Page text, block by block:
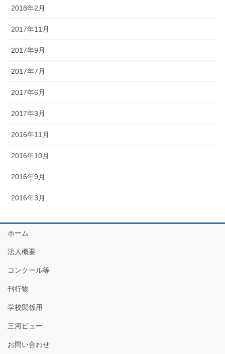
2018年2月
2017年11月
2017年9月
2017年7月
2017年6月
2017年3月
2016年11月
2016年10月
2016年9月
2016年3月
ホーム
法人概要
コンクール等
刊行物
学校関係用
三河ビュー
お問い合わせ